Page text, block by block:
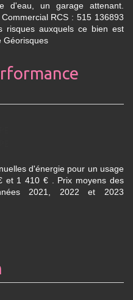
d'eau, un garage attenant.
RCS : 515 136893
risques auxquels ce bien est
Géorisques
d'énergie pour un usage
et 1 410 € . Prix moyens des
2021, 2022 et 2023